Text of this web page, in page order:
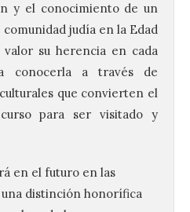
y el conocimiento de un
judía en la Edad
su herencia en cada
conocerla a través de
que convierten el
para ser visitado y
en el futuro en las
una distinción honorífica
la
femenina.
del Libro
de José